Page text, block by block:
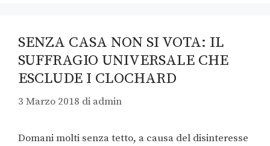
SENZA CASA NON SI VOTA: IL
SUFFRAGIO UNIVERSALE CHE
ESCLUDE I CLOCHARD
3 Marzo 2018 di admin
Domani molti senza tetto, a causa del disinteresse